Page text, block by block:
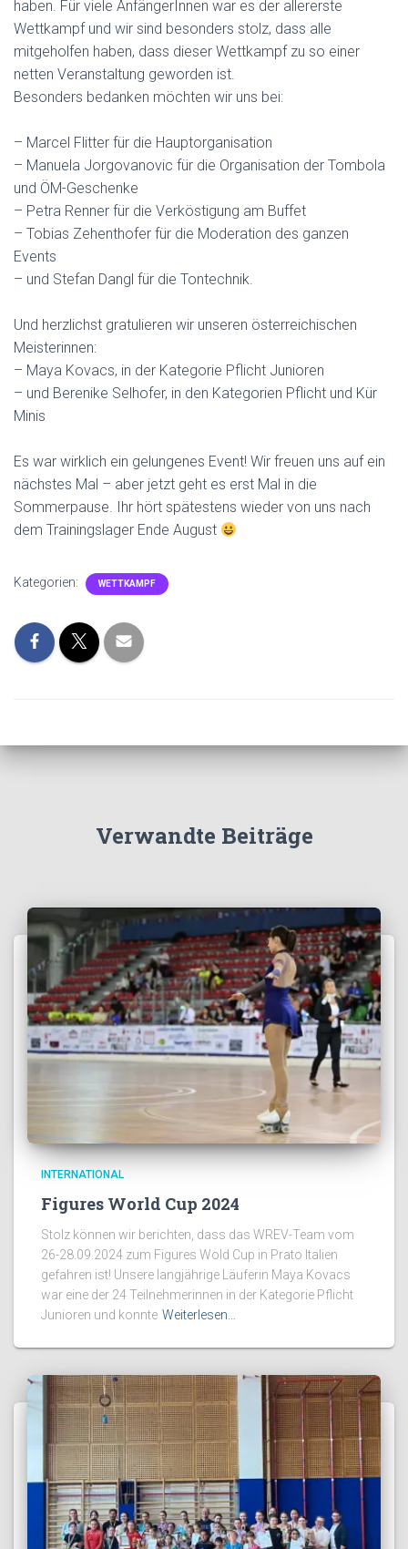
haben. Für viele AnfängerInnen war es der allererste
Wettkampf und wir sind besonders stolz, dass alle
mitgeholfen haben, dass dieser Wettkampf zu so einer
netten Veranstaltung geworden ist.
Besonders bedanken möchten wir uns bei:
– Marcel Flitter für die Hauptorganisation
– Manuela Jorgovanovic für die Organisation der Tombola
und ÖM-Geschenke
– Petra Renner für die Verköstigung am Buffet
– Tobias Zehenthofer für die Moderation des ganzen
Events
– und Stefan Dangl für die Tontechnik.
Und herzlichst gratulieren wir unseren österreichischen
Meisterinnen:
– Maya Kovacs, in der Kategorie Pflicht Junioren
– und Berenike Selhofer, in den Kategorien Pflicht und Kür
Minis
Es war wirklich ein gelungenes Event! Wir freuen uns auf ein
nächstes Mal – aber jetzt geht es erst Mal in die
Sommerpause. Ihr hört spätestens wieder von uns nach
dem Trainingslager Ende August
Kategorien: WETTKAMPF
Verwandte Beiträge
INTERNATIONAL
Figures World Cup 2024
Stolz können wir berichten, dass das WREV-Team vom
26-28.09.2024 zum Figures Wold Cup in Prato Italien
gefahren ist! Unsere langjährige Läuferin Maya Kovacs
war eine der 24 Teilnehmerinnen in der Kategorie Pflicht
Junioren und konnte Weiterlesen…